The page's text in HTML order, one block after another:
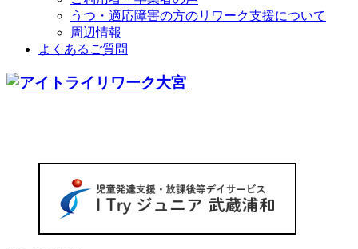
うつ・適応障害の方のリワーク支援について
周辺情報
よくあるご質問